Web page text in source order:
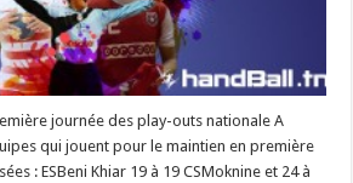
journée des play-outs nationale A
qui jouent pour le maintien en première
: ESBeni Khiar 19 à 19 CSMoknine et 24 à